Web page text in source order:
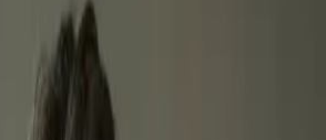
lékařem, který má na vás čas
registrovaným v České lékařské
vezme čas, vysvětlí diagnózu a zapojí